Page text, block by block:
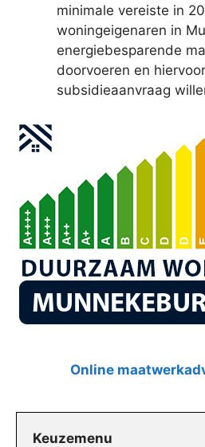
minimale vereiste in
woningeigenaren in
energiebesparende
doorvoeren en
subsidieaanvraag
Online
Keuzemenu